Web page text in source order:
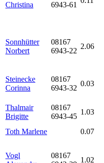
Christina
6943-61
Sonnhütter
Norbert
08167
6943-22
2.06
Steinecke
Corinna
08167
6943-32
0.03
Thalmair
Brigitte
08167
6943-45
1.03
Toth Marlene
0.07
Vogl
08167
1.02